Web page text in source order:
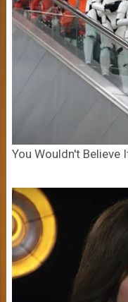
You Wouldn't Believe